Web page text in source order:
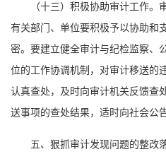
（十三）积极协助审计工作。
有关部门、单位要积极予以协助和
密。要建立健全审计与纪检监察、
位的工作协调机制，对审计移送的
认真查处，及时向审计机关反馈查
送事项的查处结果，适时向社会公告
五、狠抓审计发现问题的整改